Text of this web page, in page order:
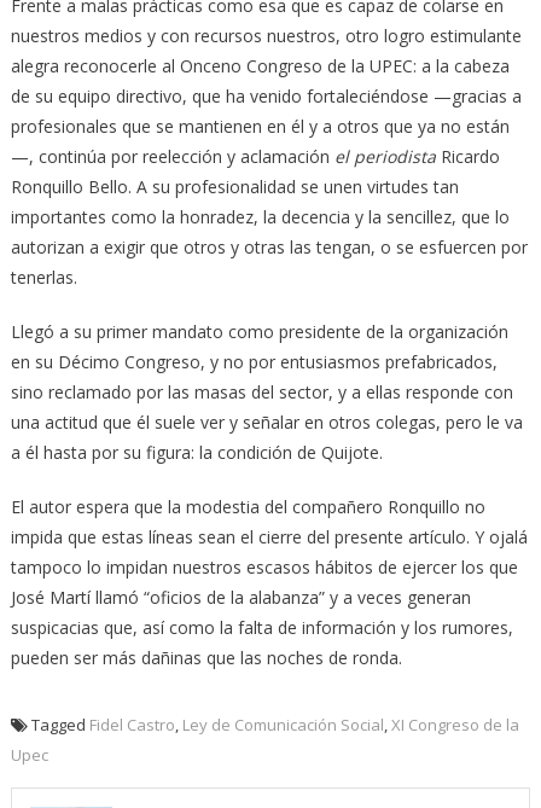
Frente a malas prácticas como esa que es capaz de colarse en
nuestros medios y con recursos nuestros, otro logro estimulante
alegra reconocerle al Onceno Congreso de la UPEC: a la cabeza
de su equipo directivo, que ha venido fortaleciéndose —gracias a
profesionales que se mantienen en él y a otros que ya no están
—, continúa por reelección y aclamación el periodistaRicardo
Ronquillo Bello. A su profesionalidad se unen virtudes tan
importantes como la honradez, la decencia y la sencillez, que lo
autorizan a exigir que otros y otras las tengan, o se esfuercen por
tenerlas.
Llegó a su primer mandato como presidente de la organización
en su Décimo Congreso, y no por entusiasmos prefabricados,
sino reclamado por las masas del sector, y a ellas responde con
una actitud que él suele ver y señalar en otros colegas, pero le va
a él hasta por su figura: la condición de Quijote.
El autor espera que la modestia del compañero Ronquillo no
impida que estas líneas sean el cierre del presente artículo. Y ojalá
tampoco lo impidan nuestros escasos hábitos de ejercer los que
José Martí llamó “oficios de la alabanza” y a veces generan
suspicacias que, así como la falta de información y los rumores,
pueden ser más dañinas que las noches de ronda.
Tagged Fidel Castro Ley de Comunicación Social XI Congreso de la
Upec